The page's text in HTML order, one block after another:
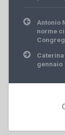
Post
navigation
Antonio
norme
gennaio